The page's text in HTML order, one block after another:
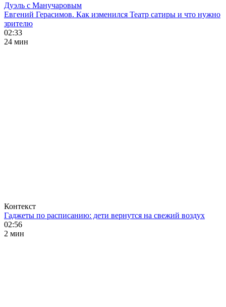
Дуэль с Манучаровым
Евгений Герасимов. Как изменился Театр сатиры и что нужно
зрителю
02:33
24 мин
Контекст
Гаджеты по расписанию: дети вернутся на свежий воздух
02:56
2 мин